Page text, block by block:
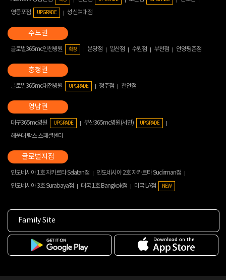
영등포점
UPGRADE 성신여대점
글로벌365mc인천병원 확장 분당점 일산점 수원점 부천점 안양평촌점
글로벌365mc대전병원 UPGRADE 청주점 천안점
대구365mc병원 UPGRADE 부산365mc병원(서면) UPGRADE
해운대 람스 스페셜센터
인도네시아 1호 자카르타 Selatan점
인도네시아 2호 자카르타 Sudirman점
인도네시아 3호 Surabaya점
태국 1호 Bangkok점 미국 LA점 NEW
Family Site